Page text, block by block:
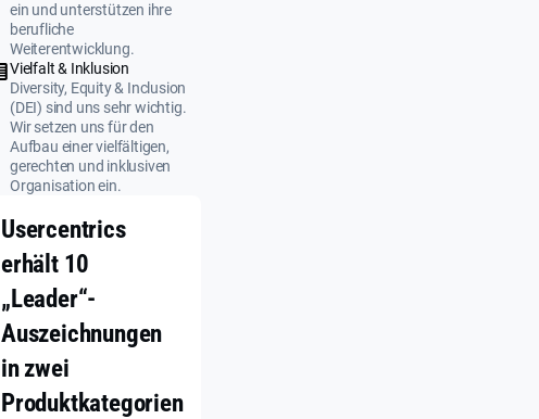
ein und unterstützen ihre
berufliche
Weiterentwicklung.
Vielfalt & Inklusion
Diversity, Equity & Inclusion
(DEI) sind uns sehr wichtig.
Wir setzen uns für den
Aufbau einer vielfältigen,
gerechten und inklusiven
Organisation ein.
Usercentrics
erhält 10
„Leader“-
Auszeichnungen
in zwei
Produktkategorien